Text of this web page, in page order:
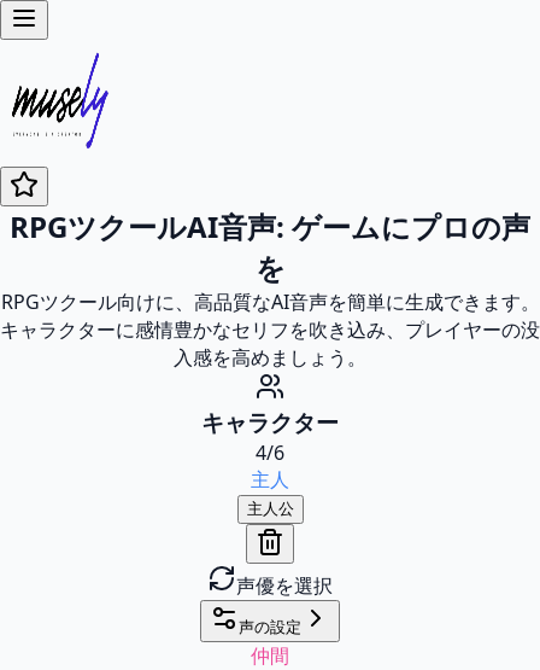
RPGツクールAI音声: ゲームにプロの声
を
RPGツクール向けに、高品質なAI音声を簡単に生成できます。
キャラクターに感情豊かなセリフを吹き込み、プレイヤーの没
入感を高めましょう。
キャラクター
4/6
主人
主人公
声優を選択
声の設定
仲間